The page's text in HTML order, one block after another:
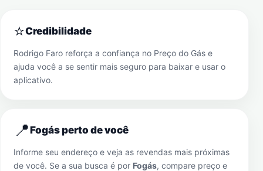
⭐Credibilidade
Rodrigo Faro reforça a confiança no Preço do Gás e
ajuda você a se sentir mais seguro para baixar e usar o
aplicativo.
📍Fogás perto de você
Informe seu endereço e veja as revendas mais próximas
de você. Se a sua busca é por Fogás, compare preço e